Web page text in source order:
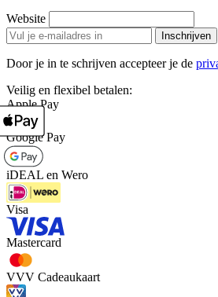
Website
Inschrijven
Door je in te schrijven accepteer je de
Veilig en flexibel betalen:
Apple Pay
Google Pay
iDEAL en Wero
Visa
Mastercard
VVV Cadeaukaart